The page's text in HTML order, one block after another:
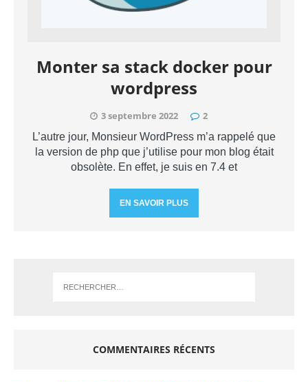
Monter sa stack docker pour
wordpress
3 septembre 2022 2
L’autre jour, Monsieur WordPress m’a rappelé que
la version de php que j’utilise pour mon blog était
obsolète. En effet, je suis en 7.4 et
EN SAVOIR PLUS
COMMENTAIRES RÉCENTS